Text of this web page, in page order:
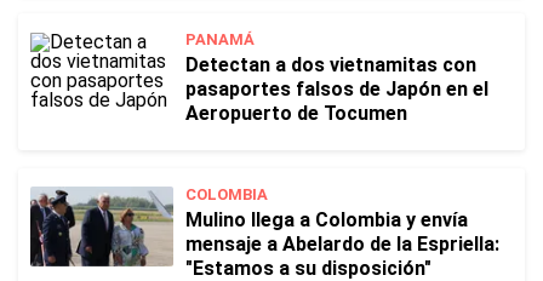
PANAMÁ
Detectan a dos vietnamitas con
pasaportes falsos de Japón en el
Aeropuerto de Tocumen
COLOMBIA
Mulino llega a Colombia y envía
mensaje a Abelardo de la Espriella:
"Estamos a su disposición"